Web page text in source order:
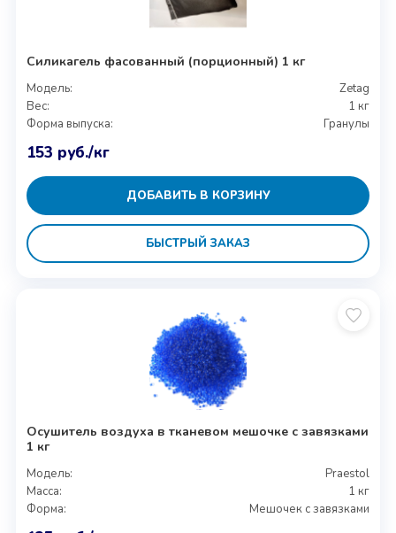
Силикагель фасованный (порционный) 1 кг
Модель:
Zetag
Вес:
1 кг
Форма выпуска:
Гранулы
153 руб./кг
ДОБАВИТЬ В КОРЗИНУ
БЫСТРЫЙ ЗАКАЗ
Осушитель воздуха в тканевом мешочке с завязками
1 кг
Модель:
Praestol
Масса:
1 кг
Форма:
Мешочек с завязками